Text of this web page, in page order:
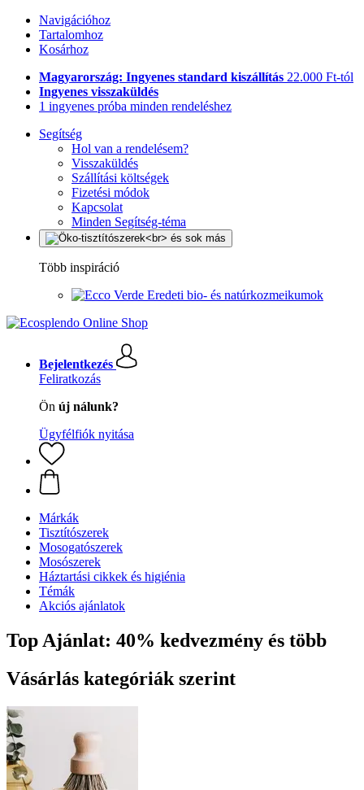
Navigációhoz
Tartalomhoz
Kosárhoz
Magyarország: Ingyenes standard kiszállítás 22.000 Ft-tól
Ingyenes visszaküldés
1 ingyenes próba minden rendeléshez
Segítség
Hol van a rendelésem?
Visszaküldés
Szállítási költségek
Fizetési módok
Kapcsolat
Minden Segítség-téma
Több inspiráció
Eredeti bio- és natúrkozmeikumok
Bejelentkezés
Feliratkozás
Ön új nálunk?
Ügyfélfiók nyitása
Márkák
Tisztítószerek
Mosogatószerek
Mosószerek
Háztartási cikkek és higiénia
Témák
Akciós ajánlatok
Top Ajánlat: 40% kedvezmény és több
Vásárlás kategóriák szerint